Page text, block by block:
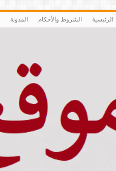
الرئيسية الشروط والأحكام المدونة